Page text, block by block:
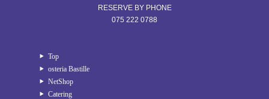
RESERVE BY PHONE
075 222 0788
Top
osteria Bastille
NetShop
Catering